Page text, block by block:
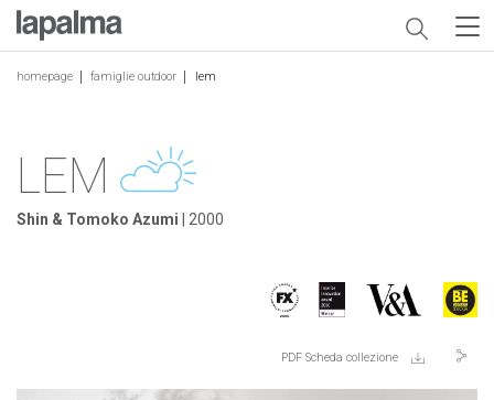
homepage famiglie outdoor lem
LEM
Shin & Tomoko Azumi | 2000
PDF Scheda collezione